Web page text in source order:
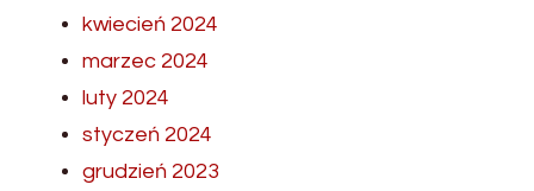
kwiecień 2024
marzec 2024
luty 2024
styczeń 2024
grudzień 2023